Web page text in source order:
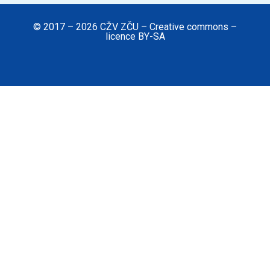
© 2017 – 2026 CŽV ZČU – Creative commons –
licence BY-SA